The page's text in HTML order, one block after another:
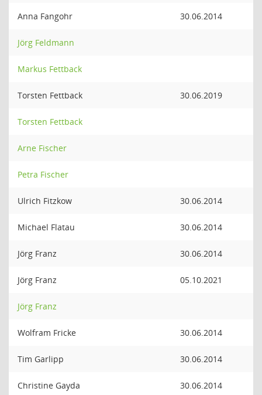
Anna Fangohr 30.06.2014
Jörg Feldmann
Markus Fettback
Torsten Fettback 30.06.2019
Torsten Fettback
Arne Fischer
Petra Fischer
Ulrich Fitzkow 30.06.2014
Michael Flatau 30.06.2014
Jörg Franz 30.06.2014
Jörg Franz 05.10.2021
Jörg Franz
Wolfram Fricke 30.06.2014
Tim Garlipp 30.06.2014
Christine Gayda 30.06.2014